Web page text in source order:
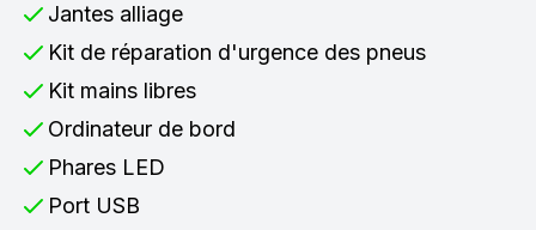
Jantes alliage
Kit de réparation d'urgence des pneus
Kit mains libres
Ordinateur de bord
Phares LED
Port USB